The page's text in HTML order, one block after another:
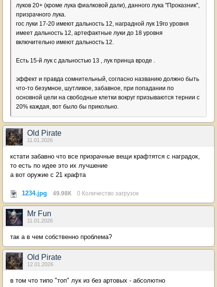
луков 20+ (кроме лука фиалковой дали), данного лука "Проказник",
призрачного лука.
гос луки 17-20 имеют дальность 12, наградной лук 19го уровня
имеет дальность 12, артефактные луки до 18 уровня
включительно имеют дальность 12.
Есть 15-й лук с дальностью 13 , лук принца вроде .
эффект и правда сомнительный, согласно названию должно быть
что-то безумное, шутливое, забавное, при попадании по
основной цели на свободные клетки вокруг призываются тернии с
20% каждая, вот было бы прикольно.
Old Pirate
11.01.2026
кстати забавно что все призрачные вещи крафтятся с наградок,
то есть по идее это их лучшение
а вот оружие с 21 крафта
1234.jpg 49.98К 0 Количество загрузок
Mr Fun
11.01.2026
так а в чем собственно проблема?
Old Pirate
12.01.2026
в том что типо "топ" лук из без артовых - абсолютно